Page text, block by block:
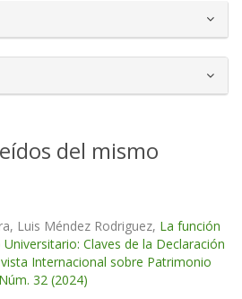
del mismo
Luis Méndez Rodriguez, La función
Claves de la Declaración
Internacional sobre Patrimonio
32 (2024)